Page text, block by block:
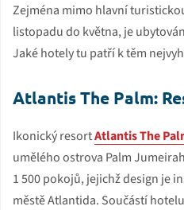
Zejména mimo hlavní
listopadu do května, je
Jaké hotely tu patří k těm
Atlantis The Palm:
Ikonický resortAtlantis The
umělého ostrova Palm
1 500 pokojů, jejichž design je
městě Atlantida. Součástí